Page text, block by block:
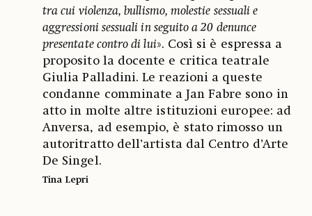
tra cui violenza, bullismo, molestie sessuali e
aggressioni sessuali in seguito a 20 denunce
presentate contro di lui». Così si è espressa a
proposito la docente e critica teatrale
Giulia Palladini. Le reazioni a queste
condanne comminate a Jan Fabre sono in
atto in molte altre istituzioni europee: ad
Anversa, ad esempio, è stato rimosso un
autoritratto dell’artista dal Centro d’Arte
De Singel.
Tina Lepri